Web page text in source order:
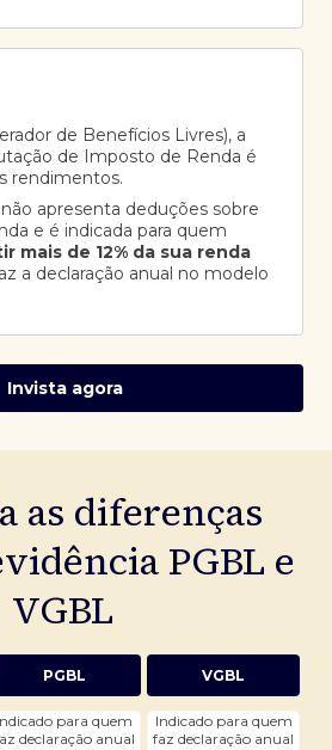
de Benefícios Livres), a
de Imposto de Renda é
rendimentos.
apresenta deduções sobre
e é indicada para quem
mais de 12% da sua renda
a declaração anual no modelo
Invista agora
as diferenças
PGBL e
VGBL
PGBL VGBL
para quem
declaração anual
Indicado para quem
faz declaração anual